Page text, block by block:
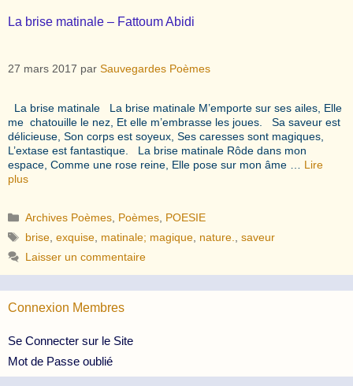
La brise matinale – Fattoum Abidi
27 mars 2017 par Sauvegardes Poèmes
La brise matinale La brise matinale M’emporte sur ses ailes, Elle
me chatouille le nez, Et elle m’embrasse les joues. Sa saveur est
délicieuse, Son corps est soyeux, Ses caresses sont magiques,
L’extase est fantastique. La brise matinale Rôde dans mon
espace, Comme une rose reine, Elle pose sur mon âme … Lire
plus
Catégories
Archives Poèmes Poèmes POESIE
Étiquettes
brise ,exquise matinale; magique nature. ,saveur
Laisser un commentaire
Connexion Membres
Se Connecter sur le Site
Mot de Passe oublié